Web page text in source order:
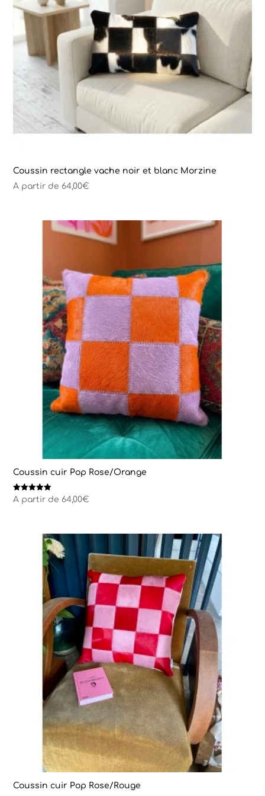
Coussin rectangle vache noir et blanc Morzine
A partir de 64,00€
Coussin cuir Pop Rose/Orange
Note
5.00
A partir de 64,00€
Coussin cuir Pop Rose/Rouge